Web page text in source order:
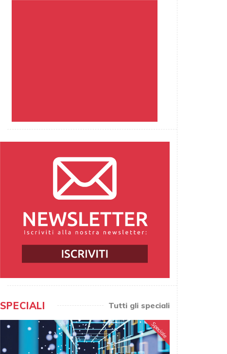
SPECIALI Tutti gli speciali
Speciale